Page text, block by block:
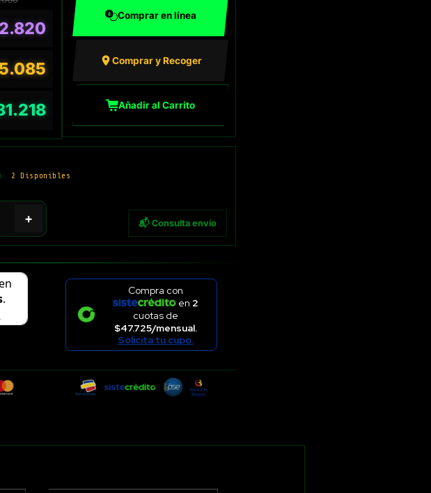
Comprar en línea
Comprar y Recoger
Añadir al Carrito
2 Disponibles
+ 📬 Consulta envío
Compra con
en 2
cuotas de
$47.725/mensual.
Solicita tu cupo.